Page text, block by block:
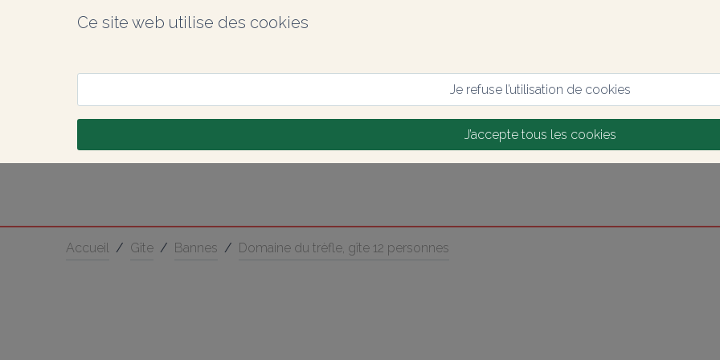
Ce site web utilise des cookies
Je refuse l’utilisation de cookies
J’accepte tous les cookies
Accueil / Gîte / Bannes / Domaine du trèfle, gîte 12 personnes